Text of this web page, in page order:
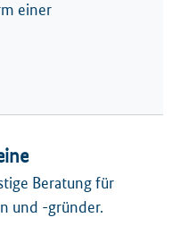
einer
Beratung für
und -gründer.